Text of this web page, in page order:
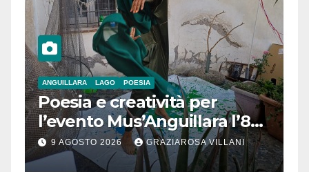
ANGUILLARA LAGO POESIA
Poesia e creatività per
l’evento Mus’Anguillara l’8
agosto 2026 al Museo
Contadino
9 AGOSTO 2026 GRAZIAROSA VILLANI